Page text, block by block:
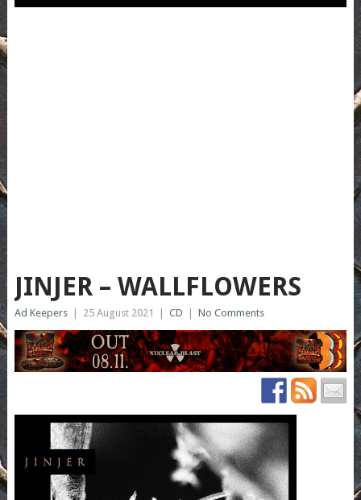
JINJER – WALLFLOWERS
Ad Keepers 25 August 2021 CD No Comments